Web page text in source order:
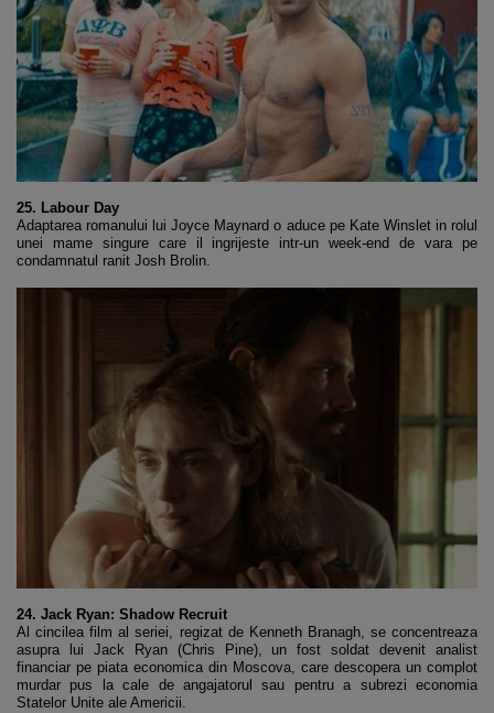
25. Labour Day
Adaptarea romanului lui Joyce Maynard o aduce pe Kate Winslet in rolul
unei mame singure care il ingrijeste intr-un week-end de vara pe
condamnatul ranit Josh Brolin.
24. Jack Ryan: Shadow Recruit
Al cincilea film al seriei, regizat de Kenneth Branagh, se concentreaza
asupra lui Jack Ryan (Chris Pine), un fost soldat devenit analist
financiar pe piata economica din Moscova, care descopera un complot
murdar pus la cale de angajatorul sau pentru a subrezi economia
Statelor Unite ale Americii.